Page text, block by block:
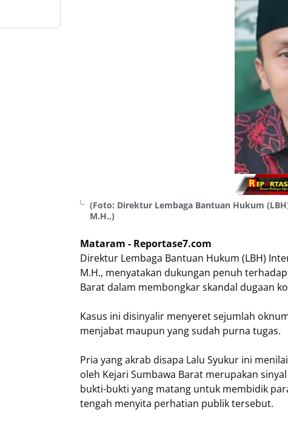
(Foto: Direktur Lembaga Bantuan Hukum
M.H.,)
Mataram - Reportase7.com
Direktur Lembaga Bantuan Hukum (LBH)
M.H., menyatakan dukungan penuh
Barat dalam membongkar skandal dugaan
Kasus ini disinyalir menyeret sejumlah
menjabat maupun yang sudah purna tugas.
Pria yang akrab disapa Lalu Syukur ini
oleh Kejari Sumbawa Barat merupakan
bukti-bukti yang matang untuk membidik
tengah menyita perhatian publik tersebut.